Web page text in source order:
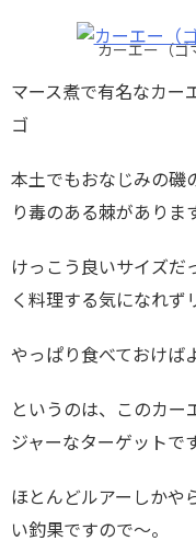
カーエー（ゴ
マース煮で有名なカー
ゴ
本土でもおなじみの磯
り毒のある棘がありま
けっこう良いサイズだ
く料理する気になれず
やっぱり食べておけば
というのは、このカー
ジャーなターゲットで
ほとんどルアーしかや
い釣果ですので～。